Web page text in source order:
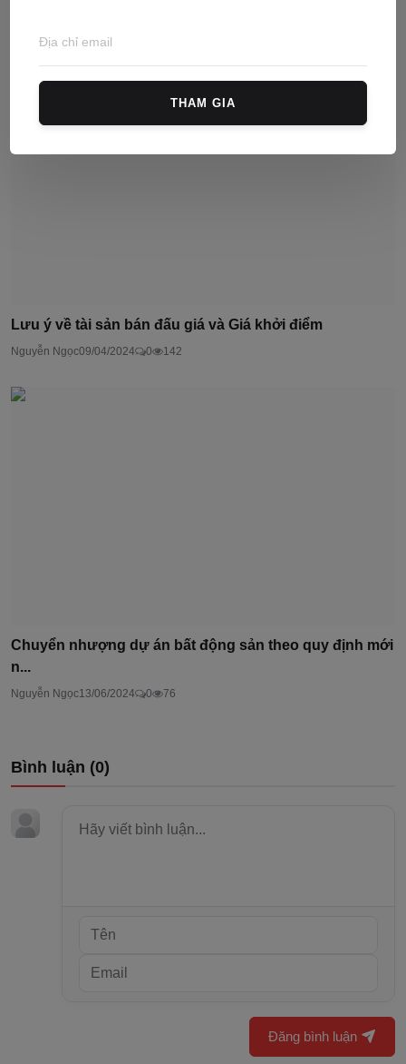
Lưu ý về tài sản bán đấu giá và Giá khởi điểm
Nguyễn Ngọc09/04/2024 0 142
Chuyển nhượng dự án bất động sản theo quy định mới
n...
Nguyễn Ngọc13/06/2024 0 76
Bình luận (0)
Đăng bình luận
THAM GIA